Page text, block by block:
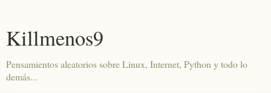
Killmenos9
Pensamientos aleatorios sobre Linux, Internet, Python y todo lo
demás...